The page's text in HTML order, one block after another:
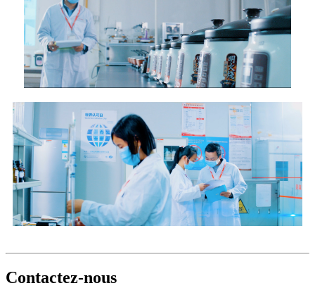
Contactez-nous